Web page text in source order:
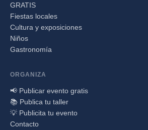
GRATIS
Fiestas locales
Cultura y exposiciones
Niños
Gastronomía
ORGANIZA
📢 Publicar evento gratis
📚 Publica tu taller
💡 Publicita tu evento
Contacto